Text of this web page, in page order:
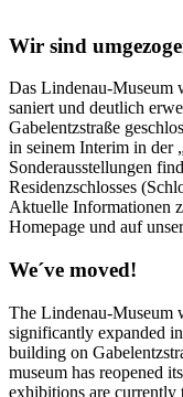
Wir sind
Das Lindenau-Museum
saniert und deutlich
Gabelentzstraße
in seinem Interim in der
Sonderausstellungen
Residenzschlosses
Aktuelle Informationen
Homepage und auf
We´ve moved!
The Lindenau-Museum
significantly expanded
building on
museum has reopened
exhibitions are currently